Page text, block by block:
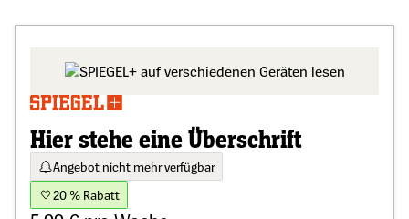
Hier stehe eine Überschrift
Angebot nicht mehr verfügbar
20 % Rabatt